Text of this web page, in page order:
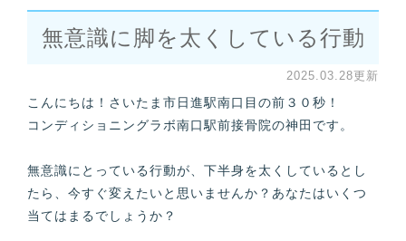
無意識に脚を太くしている行動
2025.03.28更新
こんにちは！さいたま市日進駅南口目の前３０秒！
コンディショニングラボ南口駅前接骨院の神田です。
無意識にとっている行動が、下半身を太くしているとし
たら、今すぐ変えたいと思いませんか？あなたはいくつ
当てはまるでしょうか？